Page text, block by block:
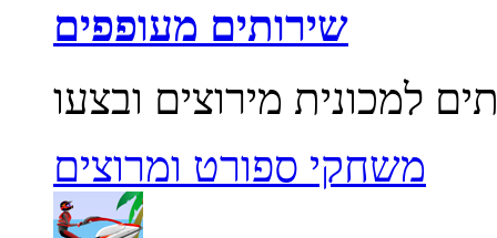
שירותים מעופפים
משחקי ספורט ומרוצים